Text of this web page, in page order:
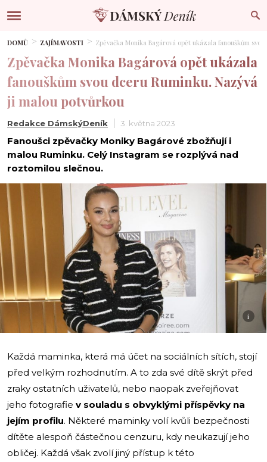
DOMŮ ZAJÍMAVOSTI Zpěvačka Monika Bagárová opět ukázala fanouškům
Zpěvačka Monika Bagárová opět ukázala
fanouškům svou dceru Ruminku. Nazývá
ji malou potvůrkou
Redakce DámskýDeník 3. května 2023
Fanoušci zpěvačky Moniky Bagárové zbožňují i
malou Ruminku. Celý Instagram se rozplývá nad
roztomilou slečnou.
i
Každá maminka, která má účet na sociálních sítích, stojí
před velkým rozhodnutím. A to zda své dítě skrýt před
zraky ostatních uživatelů, nebo naopak zveřejňovat
jeho fotografie v souladu s obvyklými příspěvky na
jejím profilu. Některé maminky volí kvůli bezpečnosti
dítěte alespoň částečnou cenzuru, kdy neukazují jeho
obličej. Každá však zvolí jiný přístup k této